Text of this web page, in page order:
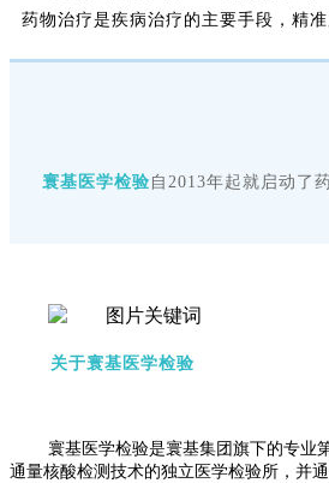
药物治疗是疾病治疗的主要手段，精
寰基医学检验 自2013年起就启动了
关于寰基医学检验
寰基医学检验是寰基集团旗下的专业
通量核酸检测技术的独立医学检验所，并